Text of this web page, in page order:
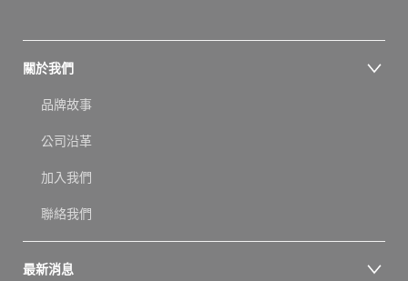
關於我們
品牌故事
公司沿革
加入我們
聯絡我們
最新消息